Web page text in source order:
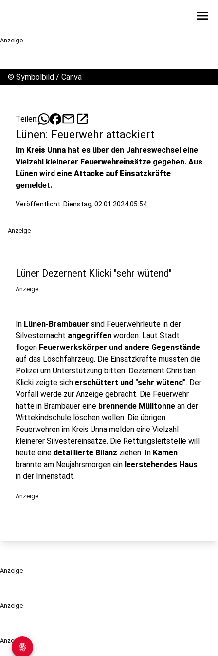
menu
Anzeige
Anzeige
Anzeige
© Symbolbild / Canva
Teilen: mailopen_in_new
Lünen: Feuerwehr attackiert
Im Kreis Unna hat es über den Jahreswechsel eine
Vielzahl kleinerer Feuerwehreinsätze gegeben. Aus
Lünen wird eine Attacke auf Einsatzkräfte
gemeldet.
Veröffentlicht: Dienstag, 02.01.2024 05:54
Anzeige
Lüner Dezernent Klicki "sehr wütend"
Anzeige
In Lünen-Brambauer sind Feuerwehrleute in der
Silvesternacht angegriffen worden. Laut Stadt
flogen Feuerwerkskörper und andere Gegenstände
auf das Löschfahrzeug. Die Einsatzkräfte mussten die
Polizei um Unterstützung bitten. Dezernent Christian
Klicki zeigte sich erschüttert und "sehr wütend". Der
Vorfall werde zur Anzeige gebracht. Die Feuerwehr
hatte in Brambauer eine brennende Mülltonne an der
Wittekindschule löschen wollen. Die übrigen
Feuerwehren im Kreis Unna melden eine Vielzahl
kleinerer Silvestereinsätze. Die Rettungsleitstelle will
heute eine detaillierte Bilanz ziehen. In Kamen
brannte am Neujahrsmorgen ein leerstehendes Haus
in der Innenstadt.
Anzeige
Anzeige